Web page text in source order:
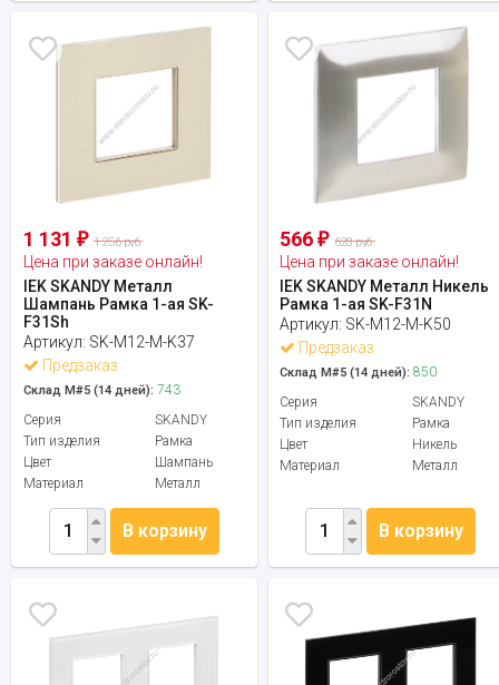
1 131 ₽ 1 256 руб.
Цена при заказе онлайн!
IEK SKANDY Металл
Шампань Рамка 1-ая SK-
F31Sh
Артикул: SK-M12-M-K37
Предзаказ
Склад М#5 (14 дней): 743
Серия
SKANDY
Тип изделия
Рамка
Цвет
Шампань
Материал
Металл
В корзину
566₽ 628 руб.
Цена при заказе онлайн!
IEK SKANDY Металл Никель
Рамка 1-ая SK-F31N
Артикул: SK-M12-M-K50
Предзаказ
Склад М#5 (14 дней): 850
Серия
SKANDY
Тип изделия
Рамка
Цвет
Никель
Материал
Металл
В корзину